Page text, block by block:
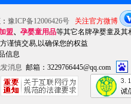
豫ICP备12006426号
关注官方微博
盟、 孕婴童用品等其它名牌孕婴童及其
谨慎交易,以确保您的权益
信息
邮箱：3229766445@qq.com